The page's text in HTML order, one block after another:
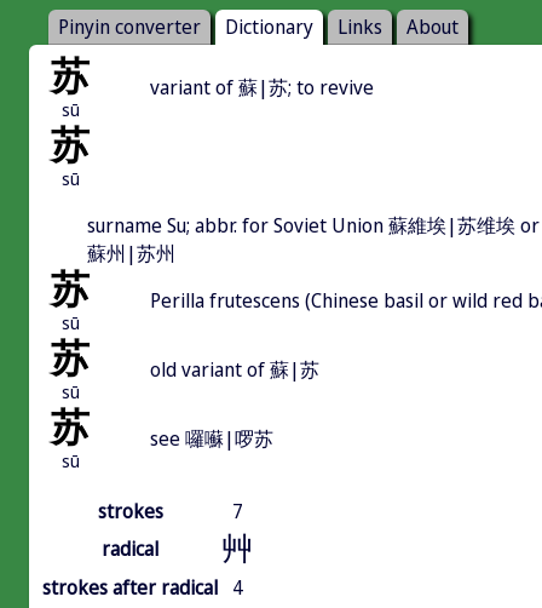
Pinyin converter Dictionary Links About
苏
sū
variant of 蘇|苏; to revive
苏
sū
surname Su; abbr. for Soviet Union 蘇維埃|苏维埃
蘇州|苏州
苏
sū
Perilla frutescens (Chinese basil or wild red
苏
sū
old variant of 蘇|苏
苏
sū
see 囉囌|啰苏
strokes
7
radical
艸
strokes after radical 4